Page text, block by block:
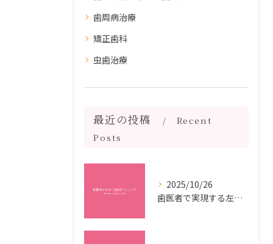
歯周病治療
矯正歯科
虫歯治療
最近の投稿
Recent
Posts
2025/10/26
歯医者で実現する左右対称治療のポイントと矯正治療選びの疑問解決ガイド